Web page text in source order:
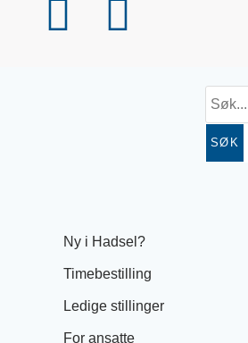
SØK
Ny i Hadsel?
Timebestilling
Ledige stillinger
For ansatte